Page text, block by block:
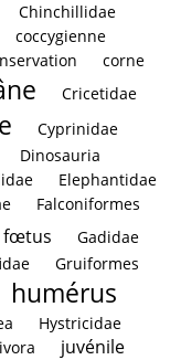
Chinchillidae
coccygienne
corne
Cricetidae
Cyprinidae
Dinosauria
Elephantidae
Falconiformes
fœtus
Gadidae
Gruiformes
humérus
Hystricidae
juvénile